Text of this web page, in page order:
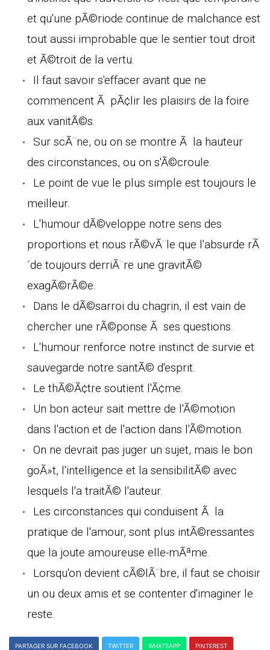
et qu'une pÃ©riode continue de malchance est
tout aussi improbable que le sentier tout droit
et Ã©troit de la vertu.
Il faut savoir s'effacer avant que ne
commencent Ã pÃ¢lir les plaisirs de la foire
aux vanitÃ©s.
Sur scÃ¨ne, ou on se montre Ã la hauteur
des circonstances, ou on s'Ã©croule.
Le point de vue le plus simple est toujours le
meilleur.
L'humour dÃ©veloppe notre sens des
proportions et nous rÃ©vÃ¨le que l'absurde rÃ
´de toujours derriÃ¨re une gravitÃ©
exagÃ©rÃ©e.
Dans le dÃ©sarroi du chagrin, il est vain de
chercher une rÃ©ponse Ã ses questions.
L'humour renforce notre instinct de survie et
sauvegarde notre santÃ© d'esprit.
Le thÃ©Ã¢tre soutient l'Ã¢me.
Un bon acteur sait mettre de l'Ã©motion
dans l'action et de l'action dans l'Ã©motion.
On ne devrait pas juger un sujet, mais le bon
goÃ»t, l'intelligence et la sensibilitÃ© avec
lesquels l'a traitÃ© l'auteur.
Les circonstances qui conduisent Ã la
pratique de l'amour, sont plus intÃ©ressantes
que la joute amoureuse elle-mÃªme.
Lorsqu'on devient cÃ©lÃ¨bre, il faut se choisir
un ou deux amis et se contenter d'imaginer le
reste.
PARTAGER SUR FACEBOOK TWITTER WHATSAPP PINTEREST